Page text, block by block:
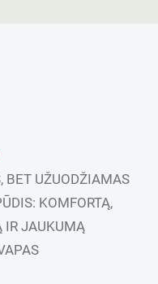
BET UŽUODŽIAMAS
KOMFORTĄ,
IR JAUKUMĄ